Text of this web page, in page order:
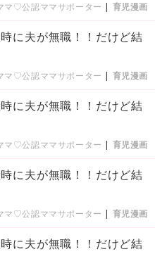
♡公認ママサポーター | 育児漫画
時に夫が無職！！だけど結
♡公認ママサポーター | 育児漫画
時に夫が無職！！だけど結
♡公認ママサポーター | 育児漫画
時に夫が無職！！だけど結
♡公認ママサポーター | 育児漫画
時に夫が無職！！だけど結